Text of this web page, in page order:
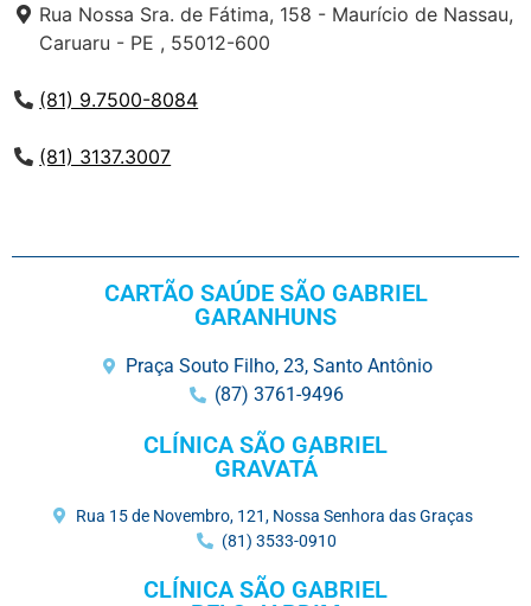
Rua Nossa Sra. de Fátima, 158 - Maurício de Nassau,
Caruaru - PE , 55012-600
(81) 9.7500-8084
(81) 3137.3007
CARTÃO SAÚDE SÃO GABRIEL
GARANHUNS
Praça Souto Filho, 23, Santo Antônio
(87) 3761-9496
CLÍNICA SÃO GABRIEL
GRAVATÁ
Rua 15 de Novembro, 121, Nossa Senhora das Graças
(81) 3533-0910
CLÍNICA SÃO GABRIEL